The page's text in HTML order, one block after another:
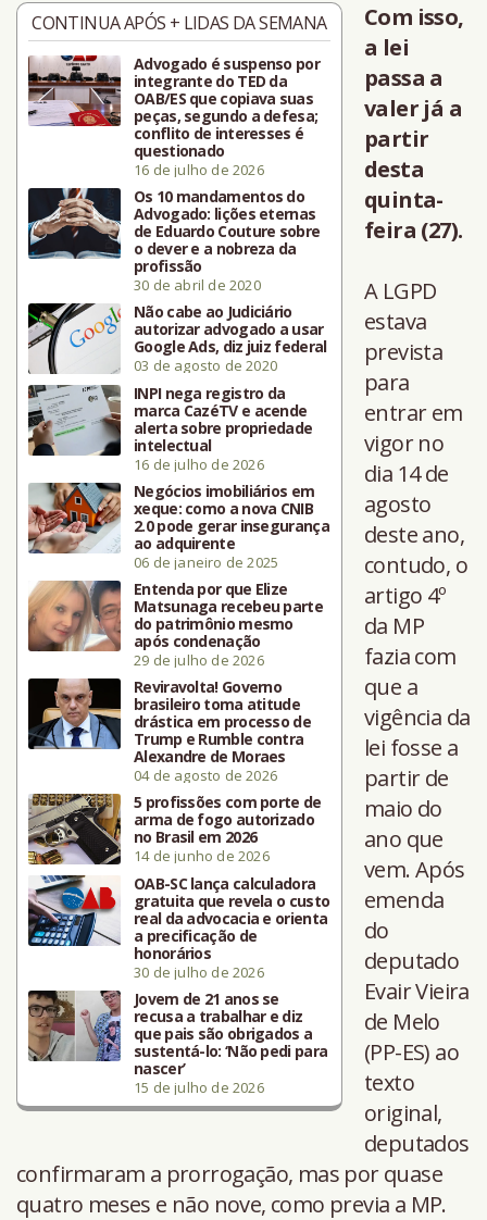
CONTINUA APÓS + LIDAS DA SEMANA
Advogado é suspenso por
integrante do TED da
OAB/ES que copiava suas
peças, segundo a defesa;
conflito de interesses é
questionado
16 de julho de 2026
Os 10 mandamentos do
Advogado: lições eternas
de Eduardo Couture sobre
o dever e a nobreza da
profissão
30 de abril de 2020
Não cabe ao Judiciário
autorizar advogado a usar
Google Ads, diz juiz federal
03 de agosto de 2020
INPI nega registro da
marca CazéTV e acende
alerta sobre propriedade
intelectual
16 de julho de 2026
Negócios imobiliários em
xeque: como a nova CNIB
2.0 pode gerar insegurança
ao adquirente
06 de janeiro de 2025
Entenda por que Elize
Matsunaga recebeu parte
do patrimônio mesmo
após condenação
29 de julho de 2026
Reviravolta! Governo
brasileiro toma atitude
drástica em processo de
Trump e Rumble contra
Alexandre de Moraes
04 de agosto de 2026
5 profissões com porte de
arma de fogo autorizado
no Brasil em 2026
14 de junho de 2026
OAB-SC lança calculadora
gratuita que revela o custo
real da advocacia e orienta
a precificação de
honorários
30 de julho de 2026
Jovem de 21 anos se
recusa a trabalhar e diz
que pais são obrigados a
sustentá-lo: ‘Não pedi para
nascer’
15 de julho de 2026
Com isso,
a lei
passa a
valer já a
partir
desta
quinta-
feira (27).
A LGPD
estava
prevista
para
entrar em
vigor no
dia 14 de
agosto
deste ano,
contudo, o
artigo 4º
da MP
fazia com
que a
vigência da
lei fosse a
partir de
maio do
ano que
vem. Após
emenda
do
deputado
Evair Vieira
de Melo
(PP-ES) ao
texto
original,
deputados
confirmaram a prorrogação, mas por quase
quatro meses e não nove, como previa a MP.